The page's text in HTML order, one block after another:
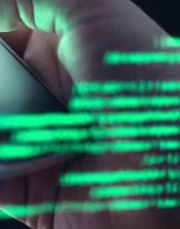
i saradnici kroz
budu
Gajanin,
prenosi RTRS.
tehnološkog
kako navodiporaste
preko sajta
je na